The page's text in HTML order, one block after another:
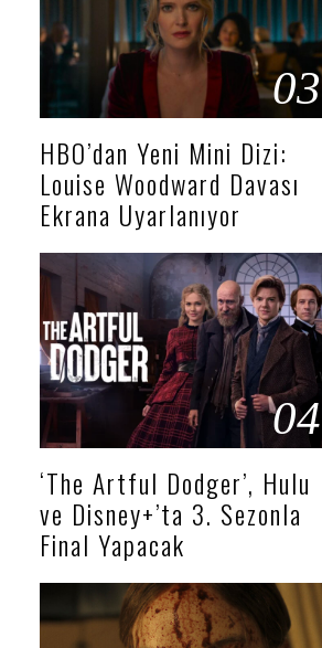
03
HBO’dan Yeni Mini Dizi:
Louise Woodward Davası
Ekrana Uyarlanıyor
04
‘The Artful Dodger’, Hulu
ve Disney+’ta 3. Sezonla
Final Yapacak